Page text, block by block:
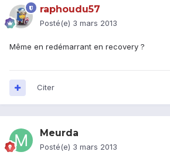
raphoudu57
Posté(e) 3 mars 2013
Même en redémarrant en recovery ?
Citer
Meurda
Posté(e) 3 mars 2013